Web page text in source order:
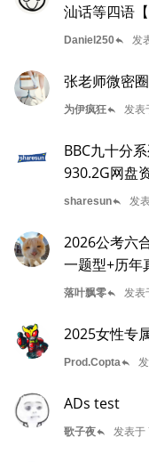
汕话等四语【
Daniel250reply 发
张老师微密
为伊疯狂reply 发表
BBC九十分
930.2G网盘
sharesunreply 发
2026公考六
一题型+历年
落叶飘零reply 发表
2025女性专
Prod.Coptareply
ADs test
歌子夜reply 发表于